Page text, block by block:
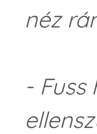
néz
-